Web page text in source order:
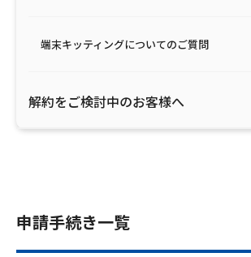
端末キッティングについてのご質問
解約をご検討中のお客様へ
申請手続き一覧